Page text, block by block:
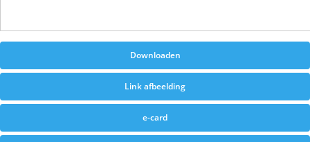
Downloaden
Link afbeelding
e-card